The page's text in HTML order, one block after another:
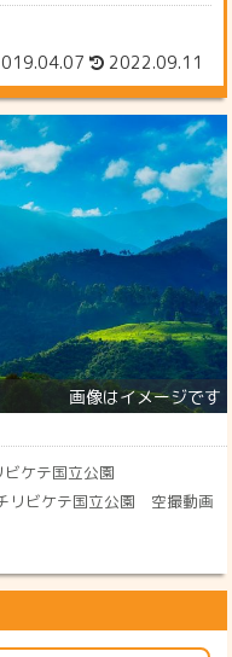
2022.09.11
ケテ国立公園
リビケテ国立公園 空撮動画